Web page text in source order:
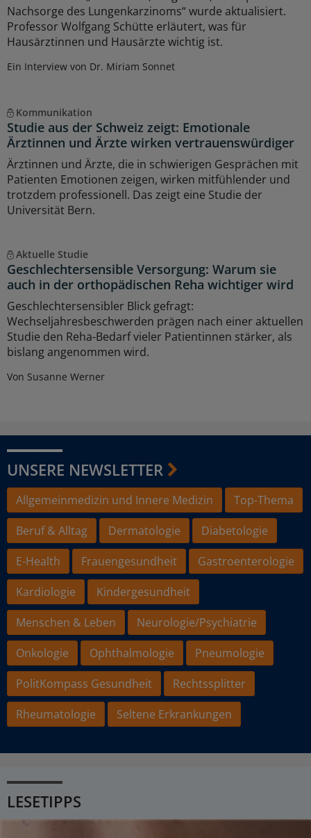
Nachsorge des Lungenkarzinoms“ wurde aktualisiert.
Professor Wolfgang Schütte erläutert, was für
Hausärztinnen und Hausärzte wichtig ist.
Ein Interview von Dr. Miriam Sonnet
Kommunikation
Studie aus der Schweiz zeigt: Emotionale
Ärztinnen und Ärzte wirken vertrauenswürdiger
Ärztinnen und Ärzte, die in schwierigen Gesprächen mit
Patienten Emotionen zeigen, wirken mitfühlender und
trotzdem professionell. Das zeigt eine Studie der
Universität Bern.
Aktuelle Studie
Geschlechtersensible Versorgung: Warum sie
auch in der orthopädischen Reha wichtiger wird
Geschlechtersensibler Blick gefragt:
Wechseljahresbeschwerden prägen nach einer aktuellen
Studie den Reha-Bedarf vieler Patientinnen stärker, als
bislang angenommen wird.
Von Susanne Werner
UNSERE NEWSLETTER
Allgemeinmedizin und Innere Medizin
Top-Thema
Beruf & Alltag
Dermatologie
Diabetologie
E-Health
Frauengesundheit
Gastroenterologie
Kardiologie
Kindergesundheit
Menschen & Leben
Neurologie/Psychiatrie
Onkologie
Ophthalmologie
Pneumologie
PolitKompass Gesundheit
Rechtssplitter
Rheumatologie
Seltene Erkrankungen
LESETIPPS